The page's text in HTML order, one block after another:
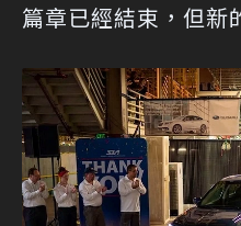
篇章已經結束，但新